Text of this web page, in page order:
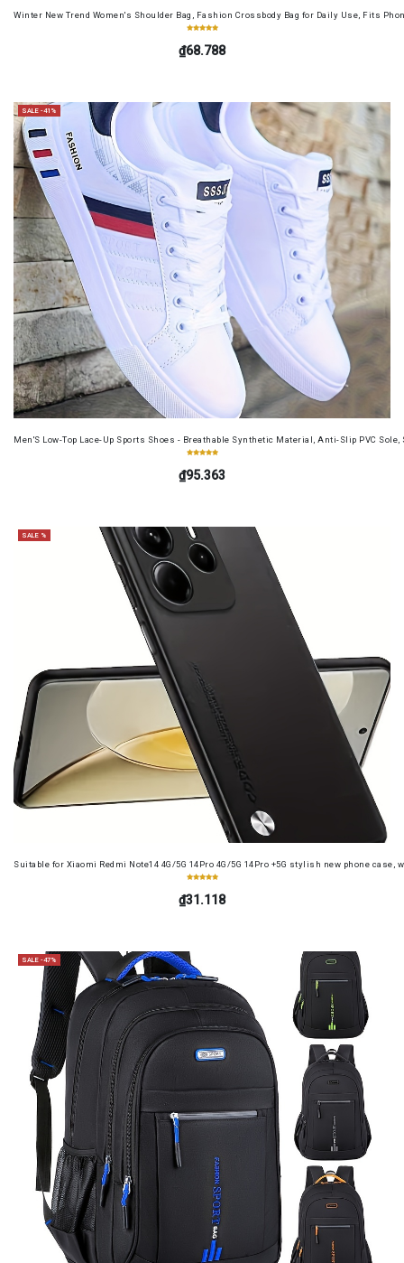
Winter New Trend Women's Shoulder Bag, Fashion Crossbody Bag for Daily Use, Fits
₫68.788
SALE -41%
Men'S Low-Top Lace-Up Sports Shoes - Breathable Synthetic Material, Anti-Slip PVC
₫95.363
SALE %
Suitable for Xiaomi Redmi Note14 4G/5G 14Pro 4G/5G 14Pro +5G stylish new phone
₫31.118
SALE -47%